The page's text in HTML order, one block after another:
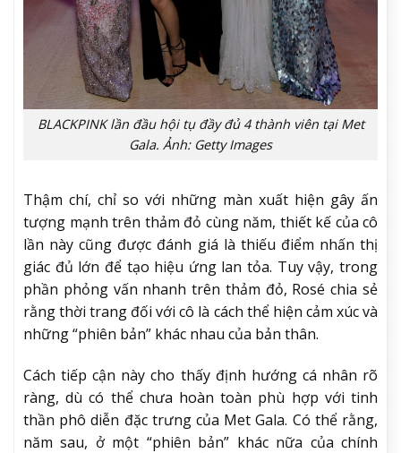
BLACKPINK lần đầu hội tụ đầy đủ 4 thành viên tại Met
Gala. Ảnh: Getty Images
Thậm chí, chỉ so với những màn xuất hiện gây ấn
tượng mạnh trên thảm đỏ cùng năm, thiết kế của cô
lần này cũng được đánh giá là thiếu điểm nhấn thị
giác đủ lớn để tạo hiệu ứng lan tỏa. Tuy vậy, trong
phần phỏng vấn nhanh trên thảm đỏ, Rosé chia sẻ
rằng thời trang đối với cô là cách thể hiện cảm xúc và
những “phiên bản” khác nhau của bản thân.
Cách tiếp cận này cho thấy định hướng cá nhân rõ
ràng, dù có thể chưa hoàn toàn phù hợp với tinh
thần phô diễn đặc trưng của Met Gala. Có thể rằng,
năm sau, ở một “phiên bản” khác nữa của chính